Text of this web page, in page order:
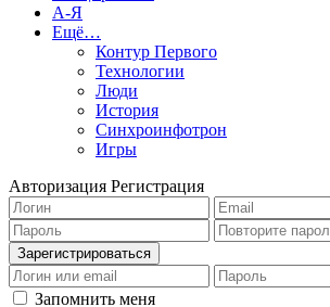
А-Я
Ещё…
Контур Первого
Технологии
Люди
История
Синхроинфотрон
Игры
Авторизация Регистрация
Запомнить меня